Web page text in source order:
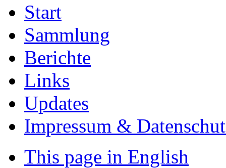
Start
Sammlung
Berichte
Links
Updates
Impressum &
This page in English